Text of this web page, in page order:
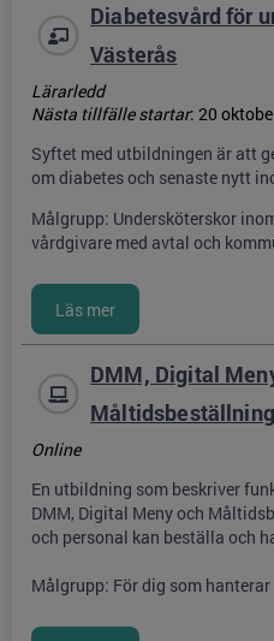
Diabetesvård för
Västerås
Lärarledd
Nästa tillfälle startar: 20
Syftet med utbildningen är att
om diabetes och senaste nytt
Målgrupp: Undersköterskor
vårdgivare med avtal och
DMM, Digital
Måltidsbeställning
Online
En utbildning som beskriver
DMM, Digital Meny och
och personal kan beställa och
Målgrupp: För dig som